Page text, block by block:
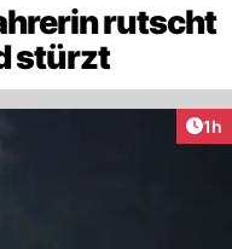
rutscht
stürzt
1h